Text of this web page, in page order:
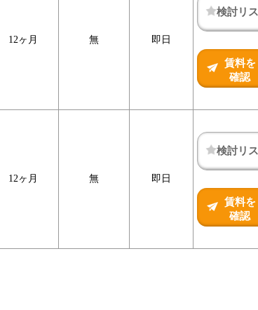
12ヶ月 無 即日
検討リ
賃料を
確認
12ヶ月 無 即日
検討リ
賃料を
確認